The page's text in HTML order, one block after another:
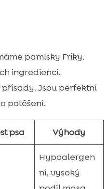
pamlsky Friky.
ingrediencí.
Jsou perfektní
potěšení.
psa Výhody
Hypoalergen
ní, vysoký